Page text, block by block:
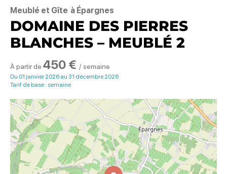
Meublé et Gîte à Épargnes
DOMAINE DES PIERRES
BLANCHES – MEUBLÉ 2
À partir de 450 € / semaine
Du 01 janvier 2026 au 31 décembre 2026
Tarif de base : semaine